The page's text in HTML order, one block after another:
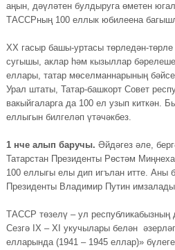
аңын, дәүләтен булдыруга өметен
ТАССРның 100 еллык юбилеена
XX гасыр башы-уртасы төрледән-
сугышы, аклар һәм кызыллар
еллары, татар мөселманнарының
Урал штаты, Татар-башкорт Совет
вакыйгаларга да 100 ел узып киткән.
еллыгын билгеләп үтәчәкбез.
1 нче алып баручы. Әйдәгез әле,
Татарстан Президенты Рөстәм
100 еллыгы елы дип игълан итте. Аны
Президенты Владимир Путин
ТАССР төзелү – ул республикабызның
Сезгә IX – XI укучылары белән
елларында (1941 – 1945 еллар)»